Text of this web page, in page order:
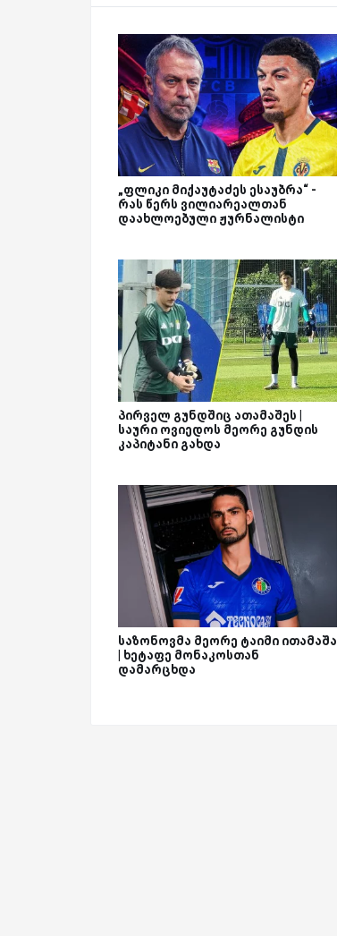
„ფლიკი მიქაუტაძეს ესაუბრა“ -
რას წერს ვილიარეალთან
დაახლოებული ჟურნალისტი
პირველ გუნდშიც ათამაშეს |
საური ოვიედოს მეორე გუნდის
კაპიტანი გახდა
საზონოვმა მეორე ტაიმი ითამაშა
| ხეტაფე მონაკოსთან
დამარცხდა